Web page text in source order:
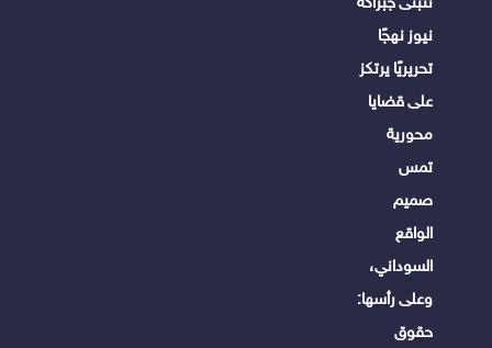
نيوز نهجًا
تحريريًا يرتكز
على قضايا
محورية
تمس
صميم
الواقع
السوداني،
وعلى رأسها:
حقوق